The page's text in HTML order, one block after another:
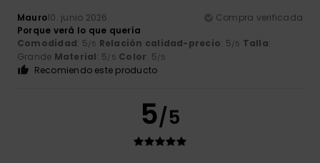
Mauro10. junio 2026
Compra verificada
Porque verá lo que quería
Comodidad: 5/5 Relación calidad-precio: 5/5 Talla:
Grande Material: 5/5 Color: 5/5
Recomiendo este producto
5/5